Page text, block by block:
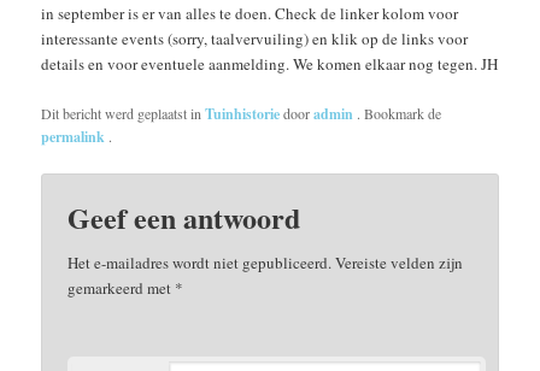
in september is er van alles te doen. Check de linker kolom voor
interessante events (sorry, taalvervuiling) en klik op de links voor
details en voor eventuele aanmelding. We komen elkaar nog tegen. JH
Dit bericht werd geplaatst inTuinhistoriedooradmin . Bookmark de
permalink .
Geef een antwoord
Het e-mailadres wordt niet gepubliceerd.Vereiste velden zijn
gemarkeerd met *